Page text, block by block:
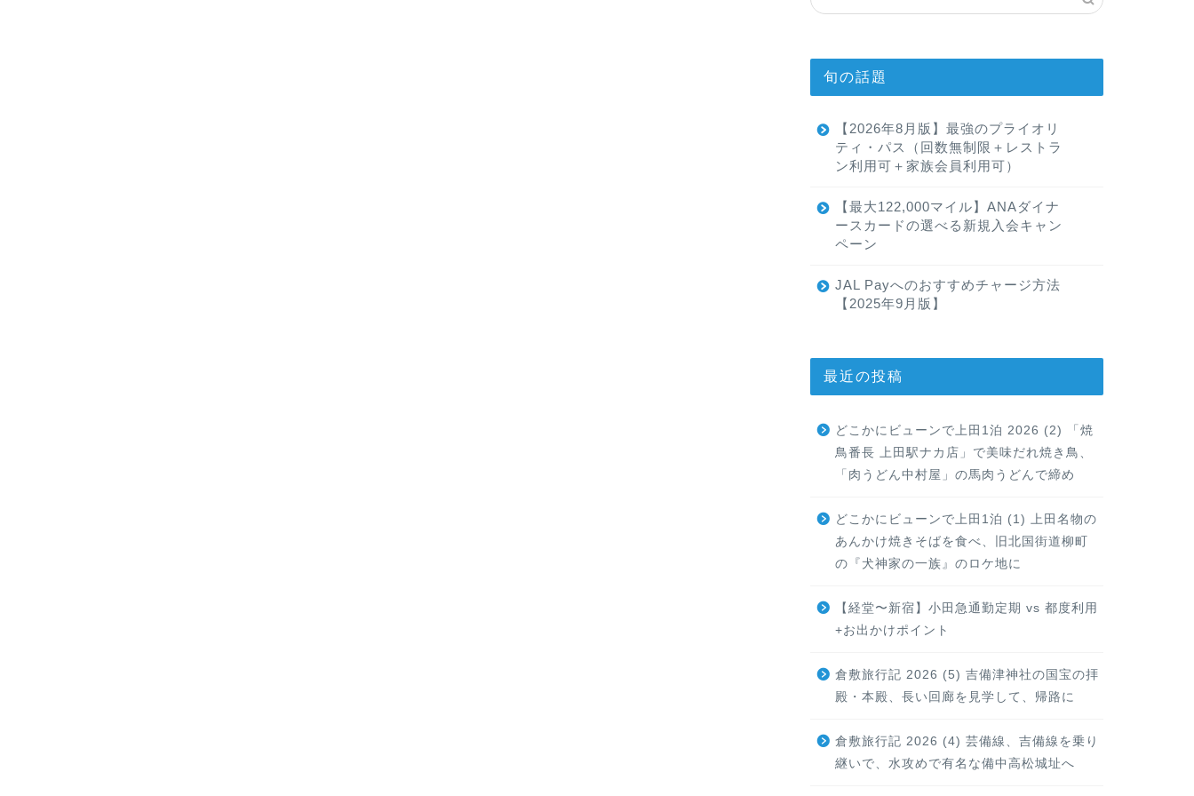
旬の話題
【2026年8月版】最強のプライオリ
ティ・パス（回数無制限＋レストラ
ン利用可＋家族会員利用可）
【最大122,000マイル】ANAダイナ
ースカードの選べる新規入会キャン
ペーン
JAL Payへのおすすめチャージ方法
【2025年9月版】
最近の投稿
どこかにビューンで上田1泊 2026 (2) 「焼
鳥番長 上田駅ナカ店」で美味だれ焼き鳥、
「肉うどん中村屋」の馬肉うどんで締め
どこかにビューンで上田1泊 (1) 上田名物の
あんかけ焼きそばを食べ、旧北国街道柳町
の『犬神家の一族』のロケ地に
【経堂〜新宿】小田急通勤定期 vs 都度利用
+お出かけポイント
倉敷旅行記 2026 (5) 吉備津神社の国宝の拝
殿・本殿、長い回廊を見学して、帰路に
倉敷旅行記 2026 (4) 芸備線、吉備線を乗り
継いで、水攻めで有名な備中高松城址へ